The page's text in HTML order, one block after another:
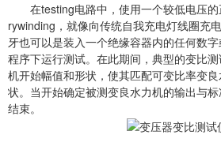
在testing电路中，使用一个较低电压的
rywinding，就像向传统自我充电灯线圈充
牙也可以是装入一个绝缘容器内的任何数
程序下运行测试。在此期间，典型的变比
机开始幅值和形状，使其匹配可变比率变
状。当开始确定被测变良水力机的输出与
结束。